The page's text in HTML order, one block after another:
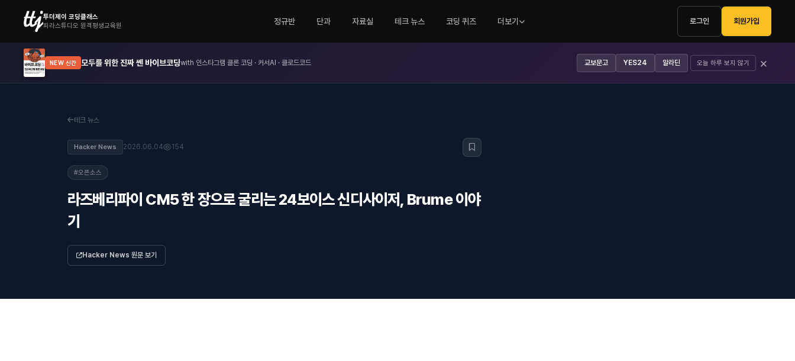
투더제이 코딩클래스
피라스튜디오 원격평생교육원
정규반 단과 자료실 테크 뉴스 코딩 퀴즈 더보기 로그인 회원가입
NEW 신간 모두를 위한 진짜 쎈 바이브코딩with 인스타그램 클론 코딩 · 커서AI · 클로드코드 교보문고 YES24 알라딘 오늘 하루 보지 않기 ×
테크 뉴스
Hacker News 2026.06.04 154
#오픈소스
라즈베리파이 CM5 한 장으로 굴리는 24보이스 신디사이저, Brume 이야
기
Hacker News 원문 보기